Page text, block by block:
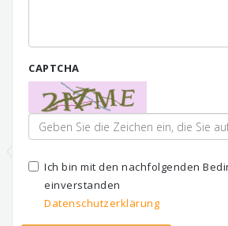
CAPTCHA
Ich bin mit den nachfolgenden
einverstanden
Datenschutzerklärung